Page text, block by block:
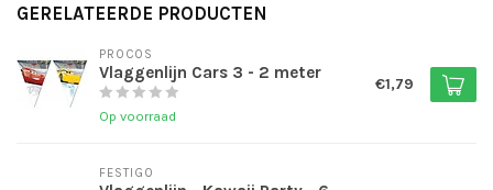
GERELATEERDE PRODUCTEN
PROCOS
Vlaggenlijn Cars 3 - 2 meter
Op voorraad
€1,79
FESTIGO